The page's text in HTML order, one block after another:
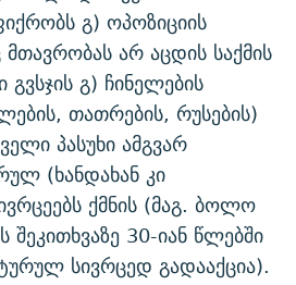
გ) ოპოზიციის
არ აცდის საქმის
გ) ჩინელების
თათრების, რუსების)
პასუხი ამგვარ
(ხანდახან კი
ქმნის (მაგ. ბოლო
შეკითხვაზე 30-იან წლებში
სივრცედ გადააქცია).